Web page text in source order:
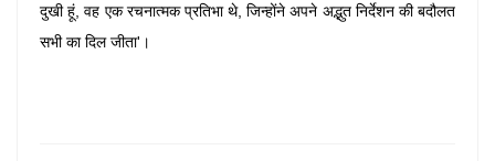
दुखी हूं, वह एक रचनात्मक प्रतिभा थे, जिन्होंने अपने अद्भुत निर्देशन की बदौलत
सभी का दिल जीता'।